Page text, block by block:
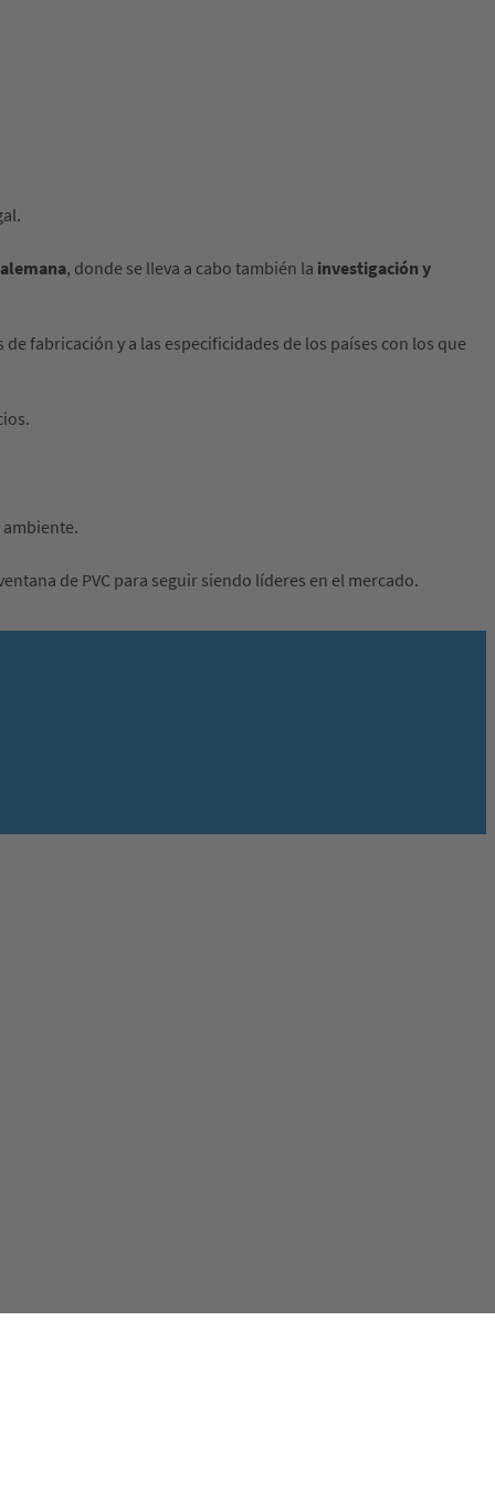
, donde se lleva a cabo también la investigación y
fabricación y a las especificidades de los países con los que
de PVC para seguir siendo líderes en el mercado.